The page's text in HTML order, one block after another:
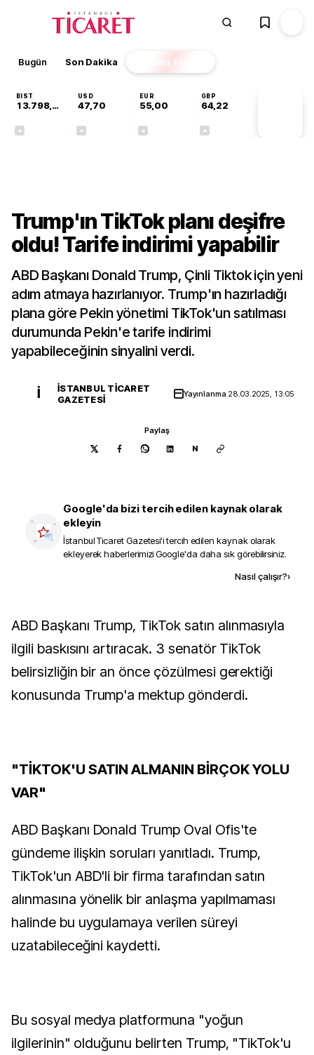
Bugün Son Dakika Finans EKSTRA
BIST
13.798,82
USD
47,70
EUR
55,00
GBP
64,22
Trump'ın TikTok planı deşifre
oldu! Tarife indirimi yapabilir
ABD Başkanı Donald Trump, Çinli Tiktok için yeni
adım atmaya hazırlanıyor. Trump'ın hazırladığı
plana göre Pekin yönetimi TikTok'un satılması
durumunda Pekin'e tarife indirimi
yapabileceğinin sinyalini verdi.
İ
İSTANBUL TICARET
GAZETESI
Yayınlanma 28.03.2025, 13:05
Paylaş
N
Google'da bizi tercih edilen kaynak olarak
ekleyin
İstanbul Ticaret Gazetesi'i tercih edilen kaynak olarak
ekleyerek haberlerimizi Google'da daha sık görebilirsiniz.
Nasıl çalışır?›
ABD Başkanı Trump, TikTok satın alınmasıyla
ilgili baskısını artıracak. 3 senatör TikTok
belirsizliğin bir an önce çözülmesi gerektiği
konusunda Trump'a mektup gönderdi.
"TİKTOK'U SATIN ALMANIN BİRÇOK YOLU
VAR"
ABD Başkanı Donald Trump Oval Ofis'te
gündeme ilişkin soruları yanıtladı. Trump,
TikTok'un ABD'li bir firma tarafından satın
alınmasına yönelik bir anlaşma yapılmaması
halinde bu uygulamaya verilen süreyi
uzatabileceğini kaydetti.
Bu sosyal medya platformuna "yoğun
ilgilerinin" olduğunu belirten Trump, "TikTok'u